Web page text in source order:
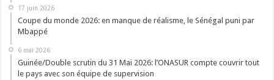
17 juin 2026
Coupe du monde 2026: en manque de réalisme, le Sénégal puni par
Mbappé
6 mai 2026
Guinée/Double scrutin du 31 Mai 2026: l’ONASUR compte couvrir tout
le pays avec son équipe de supervision